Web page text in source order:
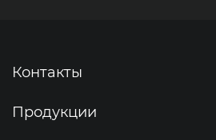
Контакты
Продукции